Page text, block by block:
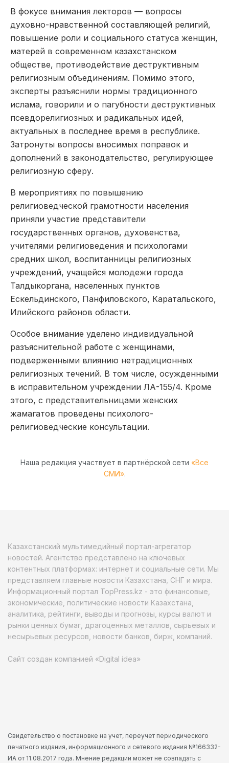
В фокусе внимания лекторов — вопросы
духовно-нравственной составляющей религий,
повышение роли и социального статуса женщин,
матерей в современном казахстанском
обществе, противодействие деструктивным
религиозным объединениям. Помимо этого,
эксперты разъяснили нормы традиционного
ислама, говорили и о пагубности деструктивных
псевдорелигиозных и радикальных идей,
актуальных в последнее время в республике.
Затронуты вопросы вносимых поправок и
дополнений в законодательство, регулирующее
религиозную сферу.
В мероприятиях по повышению
религиоведческой грамотности населения
приняли участие представители
государственных органов, духовенства,
учителями религиоведения и психологами
средних школ, воспитанницы религиозных
учреждений, учащейся молодежи города
Талдыкоргана, населенных пунктов
Ескельдинского, Панфиловского, Каратальского,
Илийского районов области.
Особое внимание уделено индивидуальной
разъяснительной работе с женщинами,
подверженными влиянию нетрадиционных
религиозных течений. В том числе, осужденными
в исправительном учреждении ЛА-155/4. Кроме
этого, с представительницами женских
жамагатов проведены психолого-
религиоведческие консультации.
Наша редакция участвует в партнёрской сети «Все
СМИ».
Казахстанский мультимедийный портал-агрегатор
новостей. Агентство представлено на ключевых
контентных платформах: интернет и социальные сети. Мы
представляем главные новости Казахстана, СНГ и мира.
Информационный портал TopPress.kz - это финансовые,
экономические, политические новости Казахстана,
аналитика, рейтинги, выводы и прогнозы, курсы валют и
рынки ценных бумаг, драгоценных металлов, сырьевых и
несырьевых ресурсов, новости банков, бирж, компаний.
Сайт создан компанией «Digital idea»
Свидетельство о постановке на учет, переучет периодического
печатного издания, информационного и сетевого издания №166332-
ИА от 11.08.2017 года. Мнение редакции может не совпадать с